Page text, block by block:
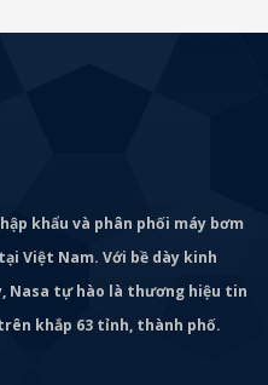
khẩu và phân phối máy bơm
Việt Nam. Với bề dày kinh
Nasa tự hào là thương hiệu tin
khắp 63 tỉnh, thành phố.